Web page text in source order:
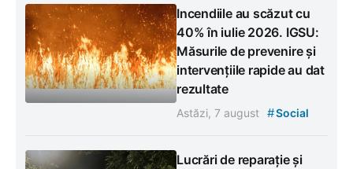
Incendiile au scăzut cu
40% în iulie 2026. IGSU:
Măsurile de prevenire și
intervențiile rapide au dat
rezultate
Astăzi, 7 august #Social
Lucrări de reparație și